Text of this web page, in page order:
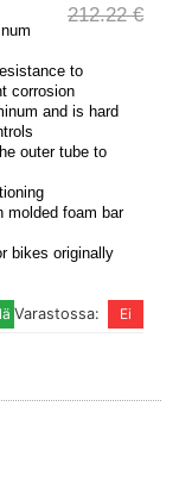
212.22 €
to
corrosion
and is hard
outer tube to
molded foam bar
bikes originally
Varastossa: